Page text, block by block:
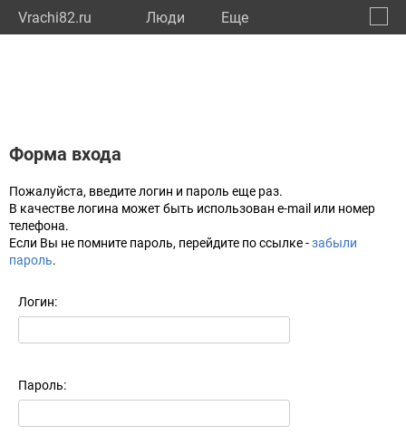
Vrachi82.ru Люди Eще
Форма входа
Пожалуйста, введите логин и пароль еще раз.
В качестве логина может быть использован e-mail или номер
телефона.
Если Вы не помните пароль, перейдите по ссылке -забыли
пароль.
Логин:
Пароль: